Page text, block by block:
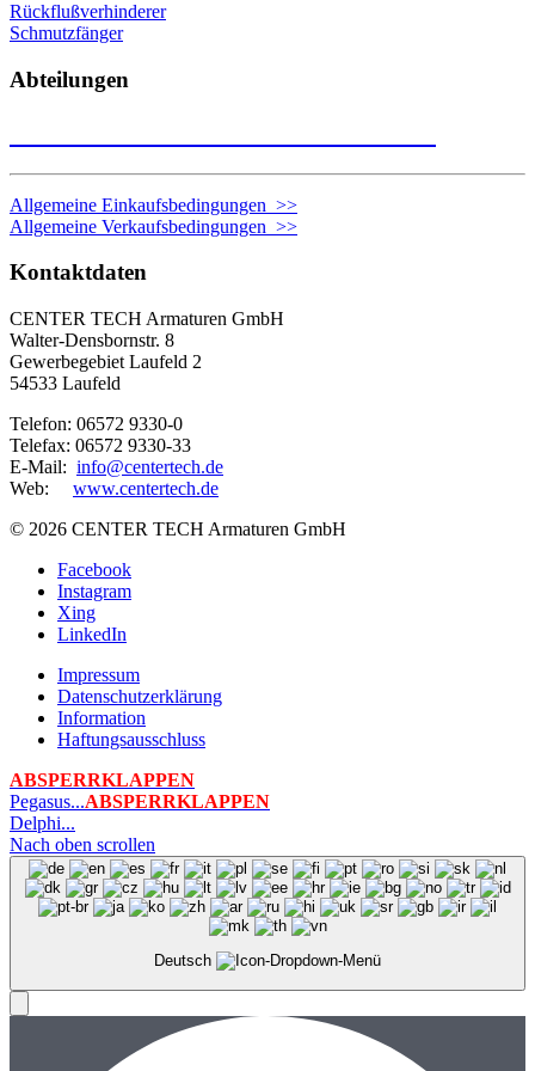
Rückflußverhinderer
Schmutzfänger
Abteilungen
Allgemeine Einkaufsbedingungen >>
Allgemeine Verkaufsbedingungen >>
Kontaktdaten
CENTER TECH Armaturen GmbH
Walter-Densbornstr. 8
Gewerbegebiet Laufeld 2
54533 Laufeld
Telefon: 06572 9330-0
Telefax: 06572 9330-33
E-Mail: info@centertech.de
Web: www.centertech.de
© 2026 CENTER TECH Armaturen GmbH
Facebook
Instagram
Xing
LinkedIn
Impressum
Datenschutzerklärung
Information
Haftungsausschluss
ABSPERRKLAPPEN
Pegasus...ABSPERRKLAPPEN
Delphi...
Nach oben scrollen
Deutsch